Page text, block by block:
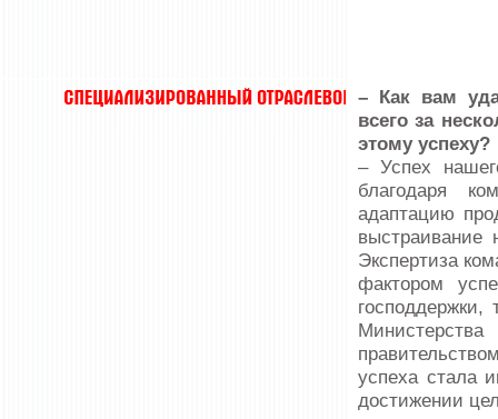
– Как вам
всего за
этому успеху?
– Успех
благодаря
адаптацию
выстраивание
Экспертиза
фактором
господдержки,
успеха стала
достижении